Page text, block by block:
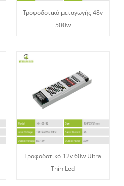
Τροφοδοτικό μεταγωγής 48v
500w
Τροφοδοτικό 12v 60w Ultra
Thin Led